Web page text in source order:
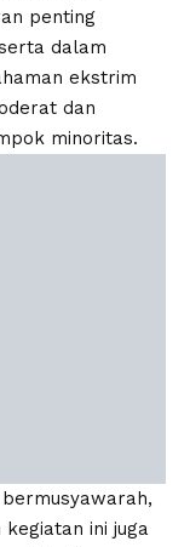
penting
dalam
ekstrim
dan
minoritas.
ini juga